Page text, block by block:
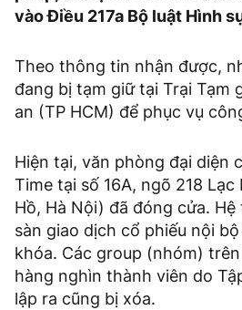
vào Điều 217a Bộ luật Hình
Theo thông tin nhận được,
đang bị tạm giữ tại Trại Tạm
an (TP HCM) để phục vụ
Hiện tại, văn phòng đại diện
Time tại số 16A, ngõ 218 Lạc
Hồ, Hà Nội) đã đóng cửa.
sàn giao dịch cổ phiếu nội
khóa. Các group (nhóm)
hàng nghìn thành viên do
lập ra cũng bị xóa.